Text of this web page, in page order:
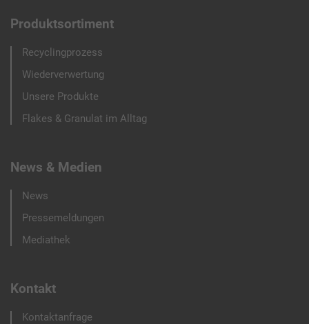
Produktsortiment
Recyclingprozess
Wiederverwertung
Unsere Produkte
Flakes & Granulat im Alltag
News & Medien
News
Pressemeldungen
Mediathek
Kontakt
Kontaktanfrage